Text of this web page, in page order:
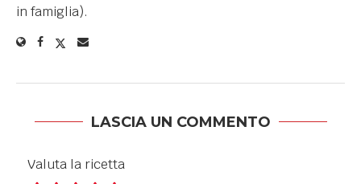
in famiglia).
LASCIA UN COMMENTO
Valuta la ricetta